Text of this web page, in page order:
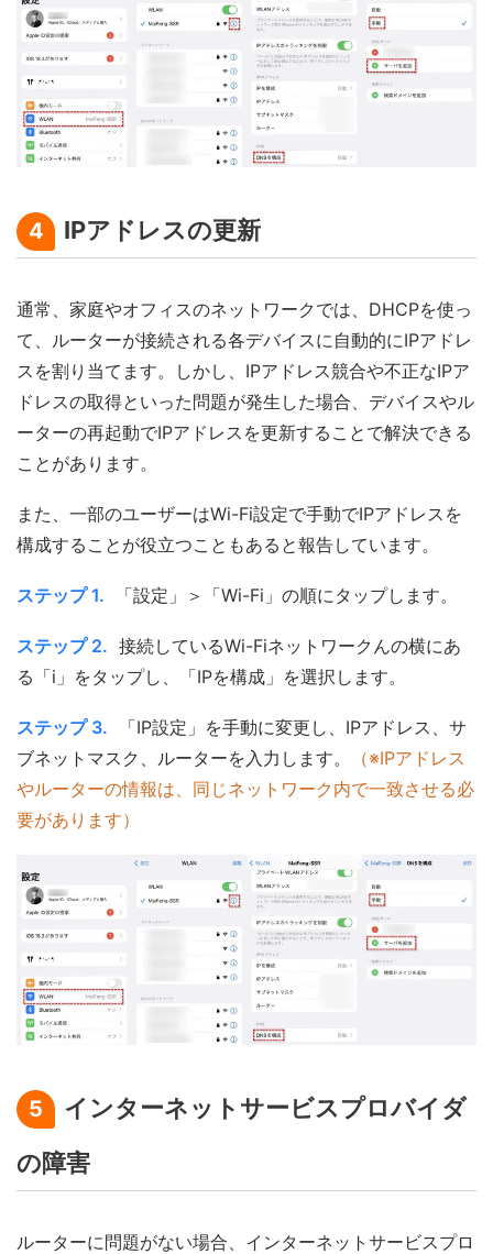
4 IPアドレスの更新
通常、家庭やオフィスのネットワークでは、DHCPを使っ
て、ルーターが接続される各デバイスに自動的にIPアドレ
スを割り当てます。しかし、IPアドレス競合や不正なIPア
ドレスの取得といった問題が発生した場合、デバイスやル
ーターの再起動でIPアドレスを更新することで解決できる
ことがあります。
また、一部のユーザーはWi-Fi設定で手動でIPアドレスを
構成することが役立つこともあると報告しています。
ステップ 1. 「設定」＞「Wi-Fi」の順にタップします。
ステップ 2. 接続しているWi-Fiネットワークんの横にあ
る「i」をタップし、「IPを構成」を選択します。
ステップ 3.
「IP設定」を手動に変更し、IPアドレス、サ
ブネットマスク、ルーターを入力します。
（※IPアドレス
やルーターの情報は、同じネットワーク内で一致させる必
要があります）
5
インターネットサービスプロバイダ
の障害
ルーターに問題がない場合、インターネットサービスプロ